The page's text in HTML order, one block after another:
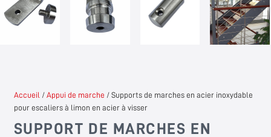
Accueil / Appui de marche / Supports de marches en acier inoxydable
pour escaliers à limon en acier à visser
SUPPORT DE MARCHES EN